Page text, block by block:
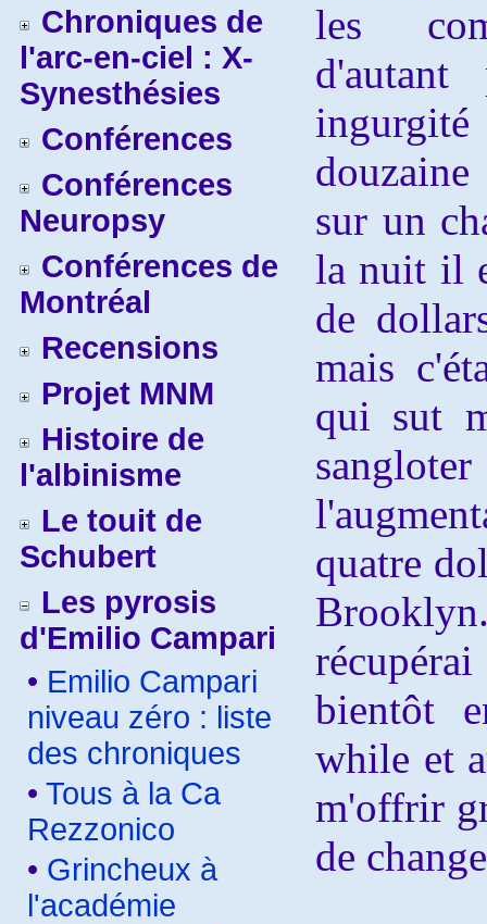
Chroniques de
l'arc-en-ciel : X-
Synesthésies
Conférences
Conférences
Neuropsy
Conférences de
Montréal
Recensions
Projet MNM
Histoire de
l'albinisme
Le touit de
Schubert
Les pyrosis
d'Emilio Campari
• Emilio Campari
niveau zéro : liste
des chroniques
• Tous à la Ca
Rezzonico
• Grincheux à
l'académie
les
sur un
la nuit il
de
mais
qui sut
quatre
bientôt
while et
m'offrir
de